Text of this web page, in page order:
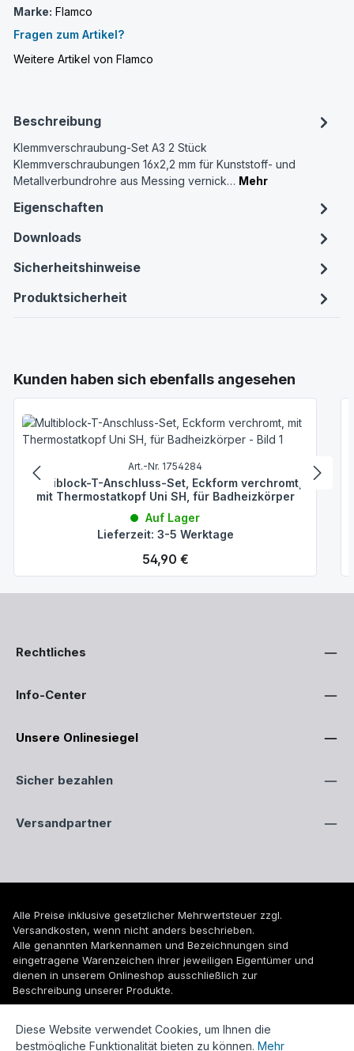
Marke: Flamco
Fragen zum Artikel?
Weitere Artikel von Flamco
Beschreibung
Klemmverschraubung-Set A3 2 Stück
Klemmverschraubungen 16x2,2 mm für Kunststoff- und
Metallverbundrohre aus Messing vernick… Mehr
Eigenschaften
Downloads
Sicherheitshinweise
Produktsicherheit
Produktgalerie überspringen
Kunden haben sich ebenfalls angesehen
Art.-Nr. 1754284
Multiblock-T-Anschluss-Set, Eckform verchromt,
mit Thermostatkopf Uni SH, für Badheizkörper
Auf Lager
Lieferzeit: 3-5 Werktage
Regulärer Preis:
54,90 €
Rechtliches
Info-Center
Unsere Onlinesiegel
Sicher bezahlen
Versandpartner
Alle Preise inklusive gesetzlicher Mehrwertsteuer zzgl.
Versandkosten, wenn nicht anders beschrieben.
Alle genannten Markennamen und Bezeichnungen sind
eingetragene Warenzeichen ihrer jeweiligen Eigentümer und
dienen in unserem Onlineshop ausschließlich zur
Beschreibung unserer Produkte.
© 2026 WUH24.de - Weigel und Unger Heizungs- und
Sanitärtechnik GmbH
Diese Website verwendet Cookies, um Ihnen die
bestmögliche Funktionalität bieten zu können. Mehr